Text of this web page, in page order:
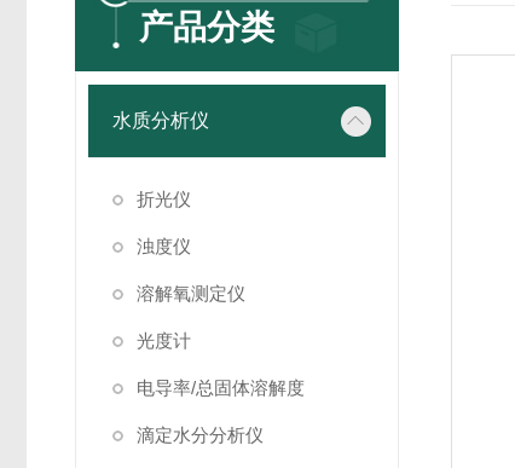
产品分类
水质分析仪
折光仪
浊度仪
溶解氧测定仪
光度计
电导率/总固体溶解度
滴定水分分析仪